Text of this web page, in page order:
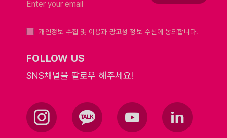
개인정보 수집 및 이용과 광고성 정보 수신에 동의합니다.
FOLLOW US
SNS채널을 팔로우 해주세요!